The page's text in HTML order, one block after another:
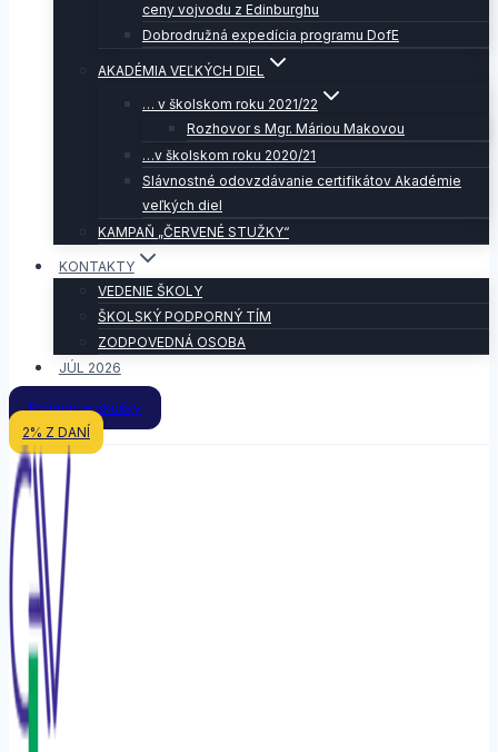
ceny vojvodu z Edinburghu
Dobrodružná expedícia programu DofE
AKADÉMIA VEĽKÝCH DIEL
… v školskom roku 2021/22
Rozhovor s Mgr. Máriou Makovou
…v školskom roku 2020/21
Slávnostné odovzdávanie certifikátov Akadémie
veľkých diel
KAMPAŇ „ČERVENÉ STUŽKY“
KONTAKTY
VEDENIE ŠKOLY
ŠKOLSKÝ PODPORNÝ TÍM
ZODPOVEDNÁ OSOBA
JÚL 2026
Prijímacie skúšky
2% Z DANÍ